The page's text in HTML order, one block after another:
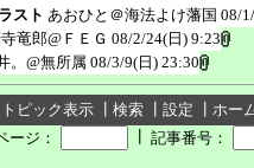
スト あおひと＠海法よけ藩国 08/
竜郎@ＦＥＧ 08/2/24(日) 9:23
。@無所属 08/3/9(日) 23:30
トピック表示 検索 設定
ホー
ージ：
記事番号：